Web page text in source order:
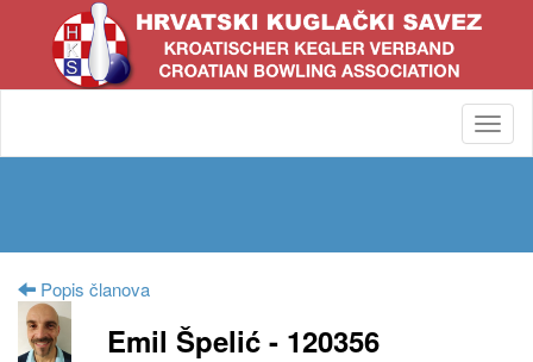
Popis članova
Emil Špelić - 120356